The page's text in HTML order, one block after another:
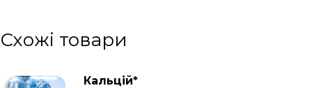
Схожі товари
Кальцій*